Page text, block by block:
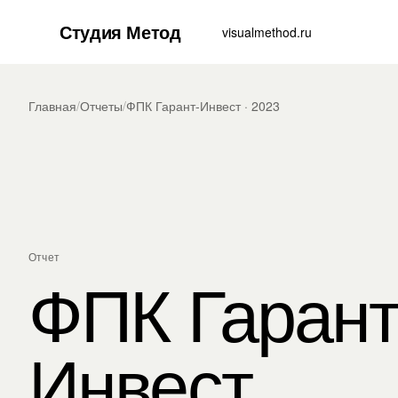
Студия Метод visualmethod.ru
Главная/Отчеты/ФПК Гарант-Инвест · 2023
Отчет
ФПК